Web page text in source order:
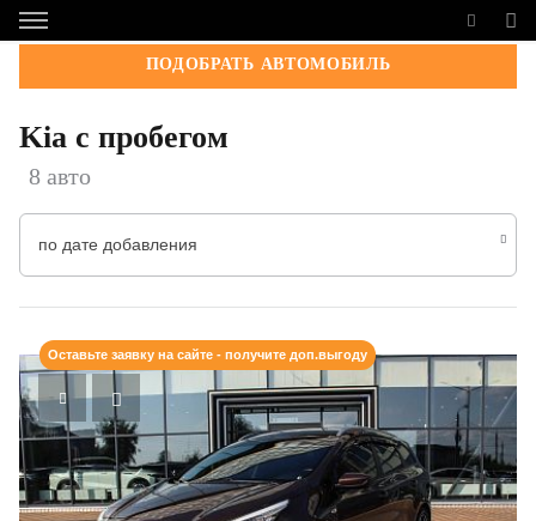
ПОДОБРАТЬ АВТОМОБИЛЬ
Kia с пробегом
8 авто
по дате добавления
Оставьте заявку на сайте - получите доп.выгоду